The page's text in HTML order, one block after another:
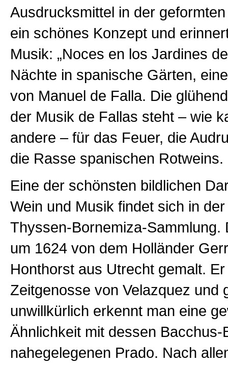
Ausdrucksmittel in der
ein schönes Konzept und
Musik: „Noces en los Jardines
Nächte in spanische Gärten,
von Manuel de Falla. Die
der Musik de Fallas steht – wie
andere – für das Feuer, die
die Rasse spanischen Rotweins.
Eine der schönsten bildlichen
Wein und Musik findet sich in
Thyssen-Bornemiza-Sammlung.
um 1624 von dem Holländer
Honthorst aus Utrecht gemalt.
Zeitgenosse von Velazquez und
unwillkürlich erkennt man eine
Ähnlichkeit mit dessen Bacchus-
nahegelegenen Prado. Nach